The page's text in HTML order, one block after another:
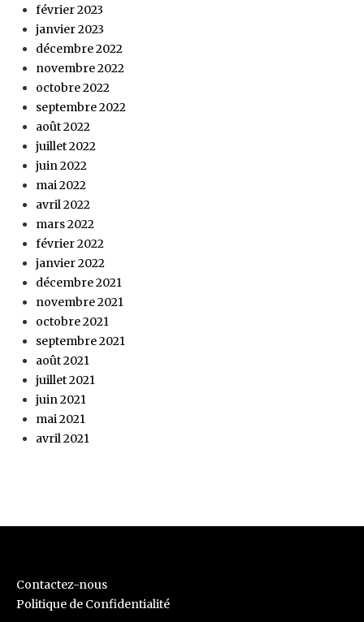
février 2023
janvier 2023
décembre 2022
novembre 2022
octobre 2022
septembre 2022
août 2022
juillet 2022
juin 2022
mai 2022
avril 2022
mars 2022
février 2022
janvier 2022
décembre 2021
novembre 2021
octobre 2021
septembre 2021
août 2021
juillet 2021
juin 2021
mai 2021
avril 2021
Contactez-nous
Politique de Confidentialité